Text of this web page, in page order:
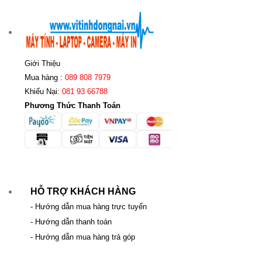
Giới Thiệu
Mua hàng : 089 808 7979
Khiếu Nại: 081 93 66788
Phương Thức Thanh Toán
HỖ TRỢ KHÁCH HÀNG
- Hướng dẫn mua hàng trực tuyến
- Hướng dẫn thanh toán
- Hướng dẫn mua hàng trả góp